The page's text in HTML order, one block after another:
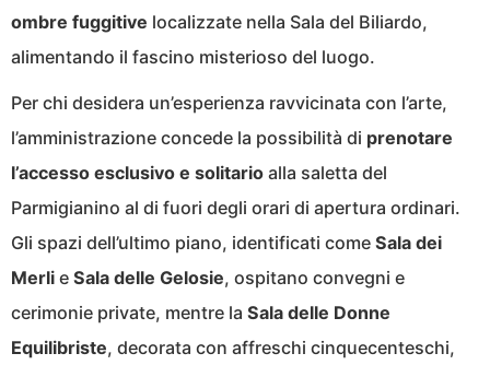
ombre fuggitive localizzate nella Sala del Biliardo,
alimentando il fascino misterioso del luogo.
Per chi desidera un’esperienza ravvicinata con l’arte,
l’amministrazione concede la possibilità di prenotare
l’accesso esclusivo e solitario alla saletta del
Parmigianino al di fuori degli orari di apertura ordinari.
Gli spazi dell’ultimo piano, identificati come Sala dei
Merli e Sala delle Gelosie, ospitano convegni e
cerimonie private, mentre la Sala delle Donne
Equilibriste, decorata con affreschi cinquecenteschi,